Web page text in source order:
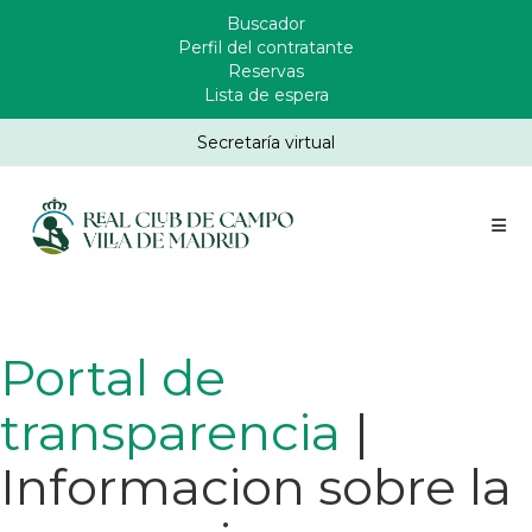
Enlaces
Header
Buscador
Perfil del contratante
Reservas
Lista de espera
Secretaría virtual
Portal de
transparencia |
Informacion sobre la